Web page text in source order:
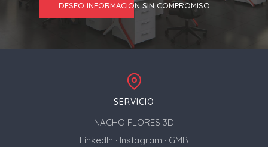
DESEO INFORMACIÓN SIN COMPROMISO
SERVICIO
NACHO FLORES 3D
LinkedIn · Instagram · GMB